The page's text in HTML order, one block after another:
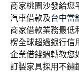
商家桃園沙發給您
汽車借款及台中當
商家借款業務最低
楞全球超過銀行信
企業借錢週轉教您
訂製家具採用不鏽